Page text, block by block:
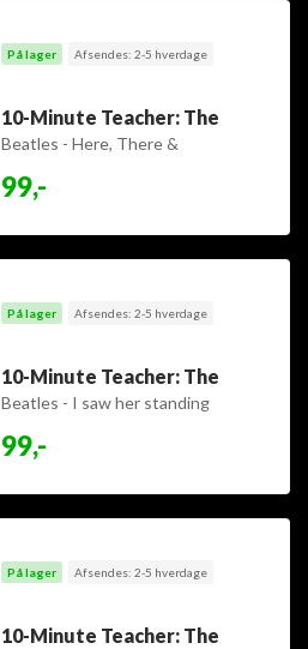
På lager Afsendes: 2-5 hverdage
10-Minute Teacher: The
Beatles - Here, There &
99,-
På lager Afsendes: 2-5 hverdage
10-Minute Teacher: The
Beatles - I saw her standing
99,-
På lager Afsendes: 2-5 hverdage
10-Minute Teacher: The